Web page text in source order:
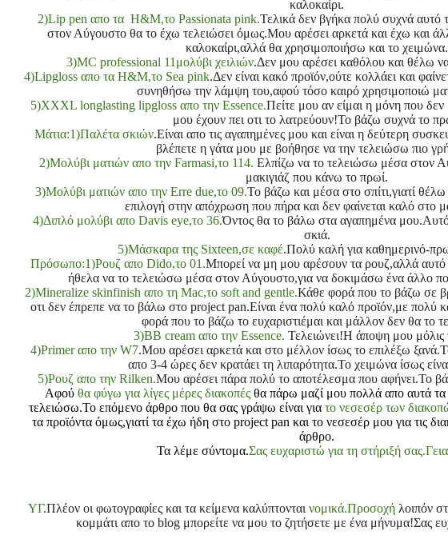
καλοκαίρι.
2)Lip pen απο τα H&M,το Passionata pink.Τελικά δεν βγήκα πολύ συχνά
στον Αύγουστο θα το έχω τελειώσει όμως.Μου αρέσει αρκετά και έχω και
καλοκαίρι,αλλά θα χρησιμοποιήσω και το χειμώνα.
3)ΜC professional 11μολύβι χειλιών.Δεν μου αρέσει καθόλου και θέλω
4)Lipgloss απο τα H&M,το Sea pink.Δεν είναι κακό προϊόν,ούτε κολλάει και
συνηθήσω την λάμψη του,αφού τόσο καιρό χρησιμοποιώ
5)XXXL longlasting lipgloss απο την Essence.Πείτε μου αν είμαι η μόνη που δεν
μου έχουν πει οτι το λατρεύουν!Το βάζω συχνά το
Μάτια:1)Παλέτα σκιών.Είναι απο τις αγαπημένες μου και είναι η δεύτερη
βλέπετε η γάτα μου με βοήθησε να την τελειώσω πιο
2)Μολύβι ματιών απο την Farmasi,το 114. Ελπίζω να το τελειώσω μέσα στον
μακιγιάζ που κάνω το πρωί.
3)Μολύβι ματιών απο την Erre due,το 09.Το βάζω και μέσα στο σπίτι,γιατί
επιλογή στην απόχρωση που πήρα και δεν φαίνεται καλό στο
4)Διπλό μολύβι απο Davis eye,το 36.Όντος θα το βάλω στα αγαπημένα
σκιά.
5)Μάσκαρα της Sixteen,σε καφέ.Πολύ καλή για καθημερινό-
Πρόσωπο:1)Ρουζ απο Dido,το 01.Μπορεί να μη μου αρέσουν τα ρουζ,αλλά
ήθελα να το τελειώσω μέσα στον Αύγουστο,για να δοκιμάσω ένα άλλο
2)Mineralize skinfinish απο τη Mac,το soft and gentle.Κάθε φορά που το βάζω σε
οτι δεν έπρεπε να το βάλω στο project pan.Είναι ένα πολύ καλό προϊόν,με πολύ
φορά που το βάζω το ευχαριστιέμαι και μάλλον δεν θα το
3)BB cream απο την Essence. Τελειώνει!Η άποψη μου μόλις
4)Primer απο την W7.Μου αρέσει αρκετά και στο μέλλον ίσως το επιλέξω
απο 3-4 ώρες δεν κρατάει τη λιπαρότητα.Το χειμώνα ίσως
5)Ρουζ απο την Rilken.Μου αρέσει πάρα πολύ το αποτέλεσμα που αφήνει.Το
Αφού θα φύγω για λίγες μέρες διακοπές θα πάρω μαζί μου πολλά απο αυτά τα
τελειώσω.Το επόμενο άρθρο που θα σας γράψω είναι γιατο νεσεσέρ των
τα προϊόντα όμως,γιατί τα έχω ήδη στο project pan και το νεσεσέρ μου για τις
άρθρο.
Τα λέμε σύντομα.Σας ευχαριστώ για τη στήριξή
ΥΓ.Πλέον οι φωτογραφίες και τα κείμενα καλύπτονται νομικά.Προσοχή λοιπόν
κομμάτι απο το blog μπορείτε να μου το ζητήσετε με ένα μήνυμα!Σας